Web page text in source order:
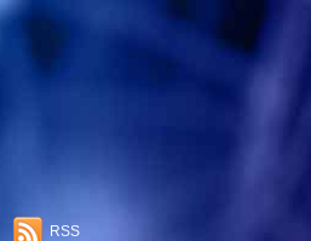
RSS